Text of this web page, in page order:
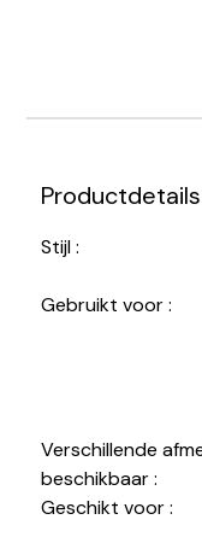
Productdetails
Stijl :
Gebruikt voor :
Verschillende
beschikbaar :
Geschikt voor :